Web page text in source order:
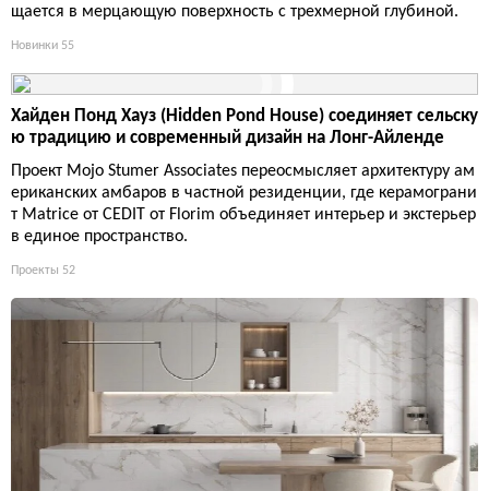
щается в мерцающую поверхность с трехмерной глубиной.
Новинки 55
Хайден Понд Хауз (Hidden Pond House) соединяет сельску
ю традицию и современный дизайн на Лонг-Айленде
Проект Mojo Stumer Associates переосмысляет архитектуру ам
ериканских амбаров в частной резиденции, где керамограни
т Matrice от CEDIT от Florim объединяет интерьер и экстерьер
в единое пространство.
Проекты 52